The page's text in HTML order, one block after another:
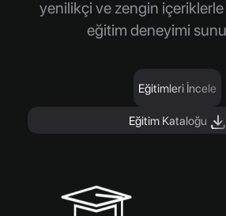
yenilikçi ve zengin içeriklerle
eğitim deneyimi
Eğitimleri İncele
Eğitim Kataloğu